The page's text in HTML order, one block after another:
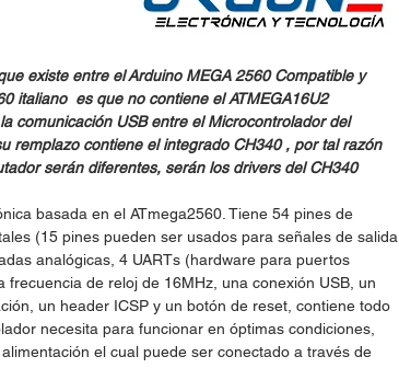
existe entre el Arduino MEGA 2560 Compatible y
italiano es que no contiene el ATMEGA16U2
comunicación USB entre el Microcontrolador del
remplazo contiene el integrado CH340 , por tal razón
serán diferentes, serán los drivers del CH340
basada en el ATmega2560. Tiene 54 pines de
(15 pines pueden ser usados para señales de salida
analógicas, 4 UARTs (hardware para puertos
frecuencia de reloj de 16MHz, una conexión USB, un
un header ICSP y un botón de reset, contiene todo
necesita para funcionar en óptimas condiciones,
el cual puede ser conectado a través de